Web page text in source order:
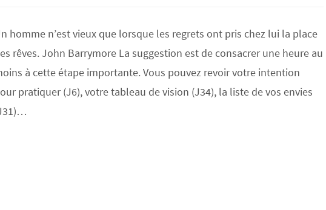
homme n’est vieux que lorsque les regrets ont pris chez lui la place
rêves. John Barrymore La suggestion est de consacrer une heure au
à cette étape importante. Vous pouvez revoir votre intention
pratiquer (J6), votre tableau de vision (J34), la liste de vos envies